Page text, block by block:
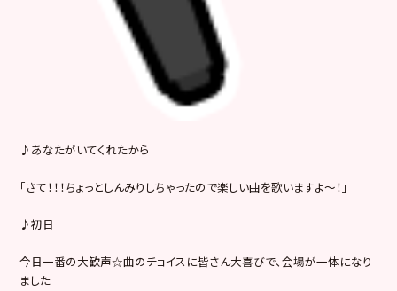
♪あなたがいてくれたから
「さて！！！ちょっとしんみりしちゃったので楽しい曲を歌いますよ～！」
♪初日
今日一番の大歓声☆曲のチョイスに皆さん大喜びで、会場が一体になり
ました